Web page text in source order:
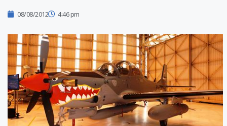
08/08/2012 4:46 pm